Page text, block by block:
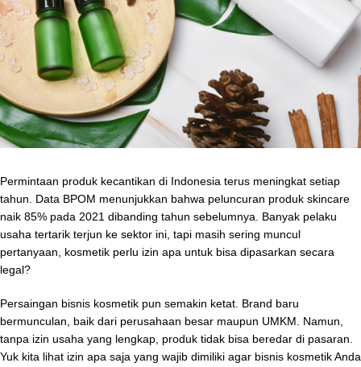
Permintaan produk kecantikan di Indonesia terus meningkat setiap
tahun. Data BPOM menunjukkan bahwa peluncuran produk skincare
naik 85% pada 2021 dibanding tahun sebelumnya. Banyak pelaku
usaha tertarik terjun ke sektor ini, tapi masih sering muncul
pertanyaan, kosmetik perlu izin apa untuk bisa dipasarkan secara
legal?
Persaingan bisnis kosmetik pun semakin ketat. Brand baru
bermunculan, baik dari perusahaan besar maupun UMKM. Namun,
tanpa izin usaha yang lengkap, produk tidak bisa beredar di pasaran.
Yuk kita lihat izin apa saja yang wajib dimiliki agar bisnis kosmetik Anda